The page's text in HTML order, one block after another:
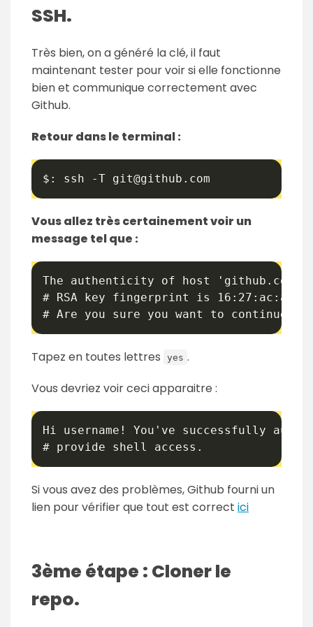
SSH.
Très bien, on a généré la clé, il faut
maintenant tester pour voir si elle fonctionne
bien et communique correctement avec
Github.
Retour dans le terminal :
$: ssh -T git@github.com
Vous allez très certainement voir un
message tel que :
The authenticity of host 'github.com
# RSA key fingerprint is
# Are you sure you want to continue
Tapez en toutes lettres yes .
Vous devriez voir ceci apparaitre :
Hi username! You've successfully
# provide shell access.
Si vous avez des problèmes, Github fourni un
lien pour vérifier que tout est correct ici
3ème étape : Cloner le
repo.